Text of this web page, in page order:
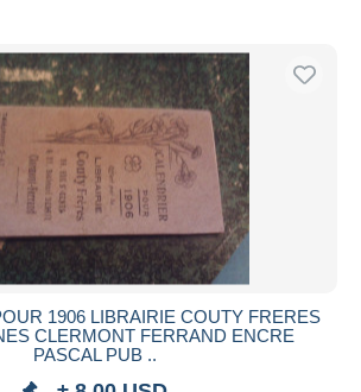
1906 LIBRAIRIE COUTY FRERES
CLERMONT FERRAND ENCRE
PASCAL PUB ..